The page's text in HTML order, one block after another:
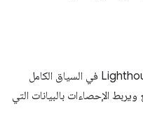
تهدف الإحصاءات إلى توفير إمكانات Lighthouse في السياق الكامل
الإحصاءات بالبيانات التي